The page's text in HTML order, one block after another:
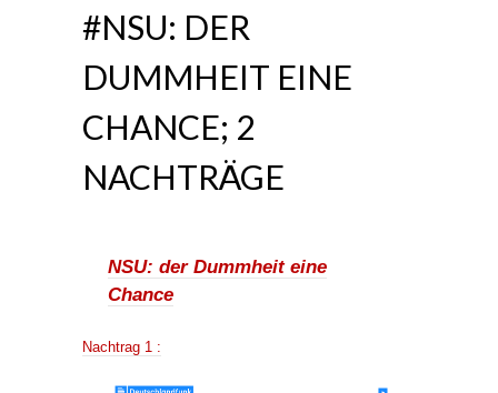
#NSU: DER
DUMMHEIT EINE
CHANCE; 2
NACHTRÄGE
NSU: der Dummheit eine
Chance
Nachtrag 1 :